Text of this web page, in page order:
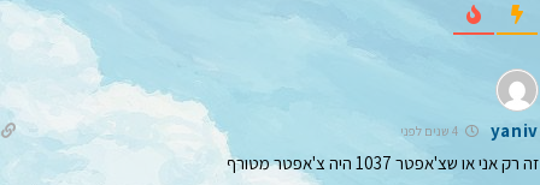
yaniv 4 שנים לפני
זה רק אני או שצ'אפטר 1037 היה צ'אפטר מטורף